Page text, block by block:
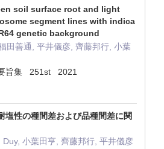
soil surface root and light
segment lines with indica
genetic background
田善通, 平井儀彦, 齊藤邦行, 小葉
旨集 251st 2021
塩性の種間差および品種間差に関
Duy, 小葉田亨, 齊藤邦行, 平井儀彦